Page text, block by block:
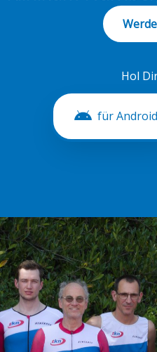
Hol
für Android